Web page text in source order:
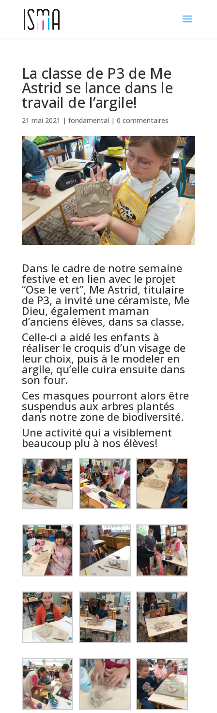
La classe de P3 de Me
Astrid se lance dans le
travail de l’argile!
21 mai 2021 | fondamental | 0 commentaires
Dans le cadre de notre semaine
festive et en lien avec le projet
“Ose le vert”, Me Astrid, titulaire
de P3, a invité une céramiste, Me
Dieu, également maman
d’anciens élèves, dans sa classe.
Celle-ci a aidé les enfants à
réaliser le croquis d’un visage de
leur choix, puis à le modeler en
argile, qu’elle cuira ensuite dans
son four.
Ces masques pourront alors être
suspendus aux arbres plantés
dans notre zone de biodiversité.
Une activité qui a visiblement
beaucoup plu à nos élèves!